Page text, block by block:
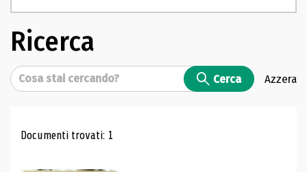
Ricerca
Cerca Cerca Azzera
Risultati di ricerca
Documenti trovati: 1